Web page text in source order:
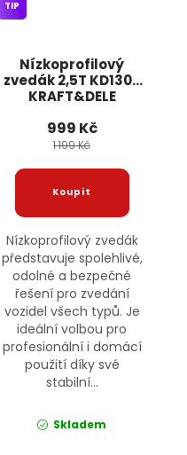
Nízkoprofilový
zvedák 2,5T KD1306
KRAFT&DELE
TIP
999 Kč
1 199 Kč
Nízkoprofilový zvedák
představuje spolehlivé,
odolné a bezpečné
řešení pro zvedání
vozidel všech typů. Je
ideální volbou pro
profesionální i domácí
použití díky své
stabilní...
Skladem